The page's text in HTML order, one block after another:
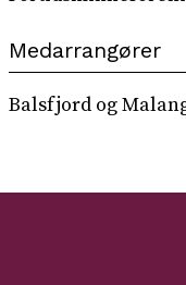
Medarrangører
Balsfjord og